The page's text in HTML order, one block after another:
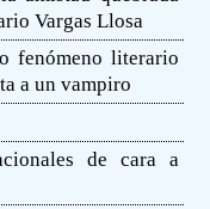
Vargas Llosa
fenómeno literario
a un vampiro
de cara a